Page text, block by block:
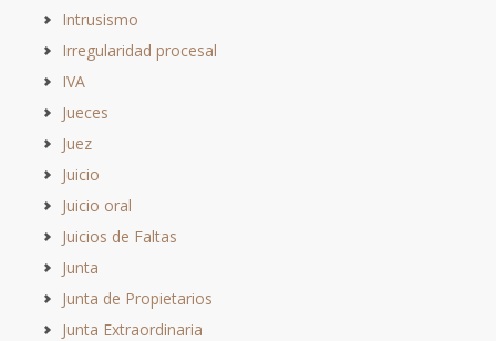
Intrusismo
Irregularidad procesal
IVA
Jueces
Juez
Juicio
Juicio oral
Juicios de Faltas
Junta
Junta de Propietarios
Junta Extraordinaria